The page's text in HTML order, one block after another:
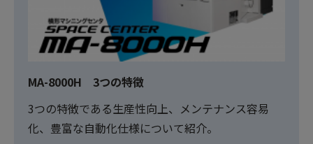
MA-8000H 3つの特徴
3つの特徴である生産性向上、メンテナンス容易
化、豊富な自動化仕様について紹介。